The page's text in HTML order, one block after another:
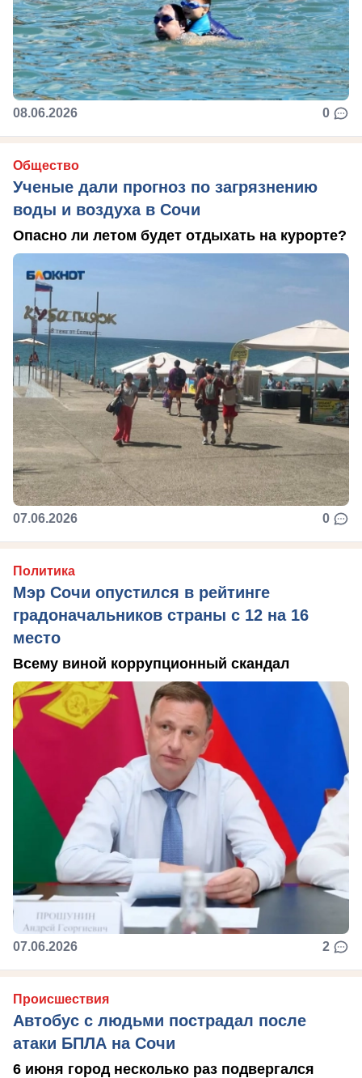
08.06.2026 0
Общество
Ученые дали прогноз по загрязнению
воды и воздуха в Сочи
Опасно ли летом будет отдыхать на курорте?
07.06.2026 0
Политика
Мэр Сочи опустился в рейтинге
градоначальников страны с 12 на 16
место
Всему виной коррупционный скандал
07.06.2026 2
Происшествия
Автобус с людьми пострадал после
атаки БПЛА на Сочи
6 июня город несколько раз подвергался